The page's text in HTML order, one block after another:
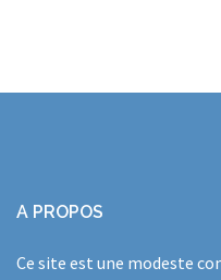
A PROPOS
Ce site est une modeste